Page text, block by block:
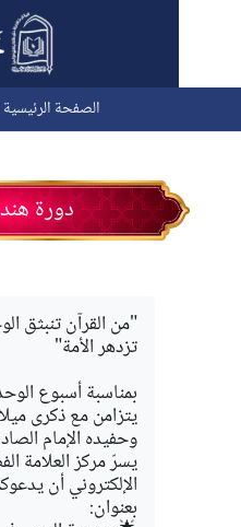
الصفحة الرئيسية
دورة هندسة
"من القرآن تنبثق الوحدة...
تزدهر الأمة"
بمناسبة أسبوع الوحدة
يتزامن مع ذكرى ميلاد
وحفيده الإمام الصادق (عليه
يسرّ مركز العلامة الفضلي
الإلكتروني أن يدعوكم